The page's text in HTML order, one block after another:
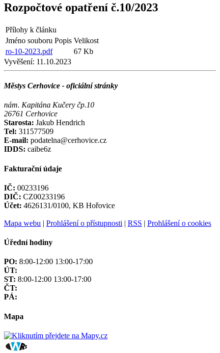
Rozpočtové opatření č.10/2023
Přílohy k článku
Jméno souboru Popis Velikost
ro-10-2023.pdf
67 Kb
Vyvěšení: 11.10.2023
Městys Cerhovice - oficiální stránky
nám. Kapitána Kučery čp.10
26761 Cerhovice
Starosta: Jakub Hendrich
Tel: 311577509
E-mail: podatelna@cerhovice.cz
IDDS: caibe6z
Fakturační údaje
IČ: 00233196
DIČ: CZ00233196
Účet: 4626131/0100, KB Hořovice
Mapa webu | Prohlášení o přístupnosti | RSS | Prohlášení o cookies
Úřední hodiny
PO: 8:00-12:00 13:00-17:00
ÚT:
ST: 8:00-12:00 13:00-17:00
ČT:
PÁ:
Mapa